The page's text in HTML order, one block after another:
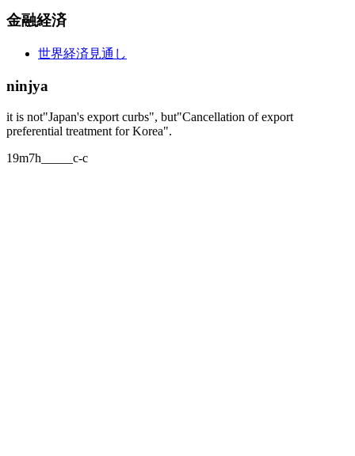
金融経済
世界経済見通し
ninjya
it is not"Japan's export curbs", but"Cancellation of export
preferential treatment for Korea".
19m7h_____c-c